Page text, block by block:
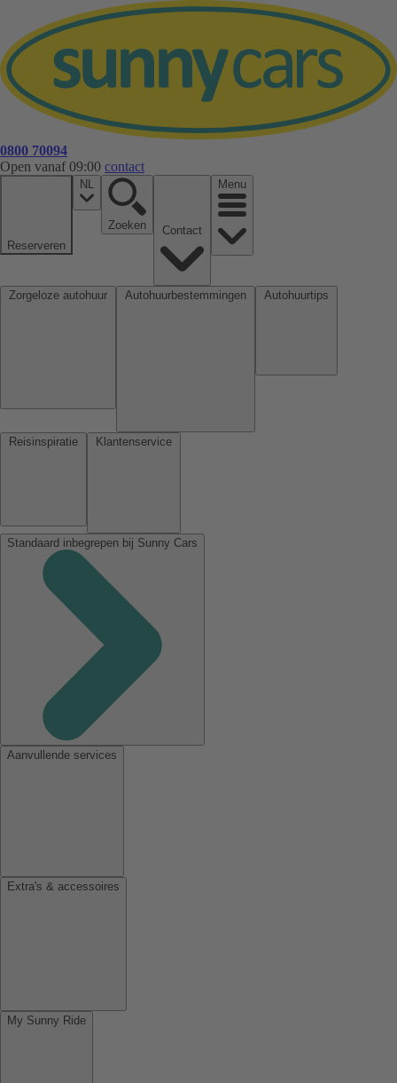
0800 70094
Open vanaf 09:00 contact
Reserveren
NL
Zoeken
Menu
Standaard inbegrepen bij Sunny Cars
Aanvullende services
Extra's & accessoires
My Sunny Ride